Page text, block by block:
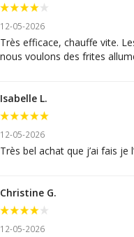
12-05-2026
Très efficace, chauffe vite.
nous voulons des frites
Isabelle L.
12-05-2026
Très bel achat que j’ai fais je
Christine G.
12-05-2026